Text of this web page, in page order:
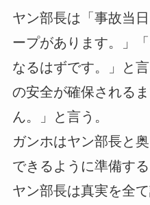
ヤン部長は「事故当
ープがあります。」
なるはずです。」と
の安全が確保される
ん。」と言う。
ガンホはヤン部長と
できるように準備する
ヤン部長は真実を全